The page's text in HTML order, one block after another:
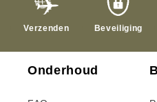
Verzenden Beveiliging
Onderhoud